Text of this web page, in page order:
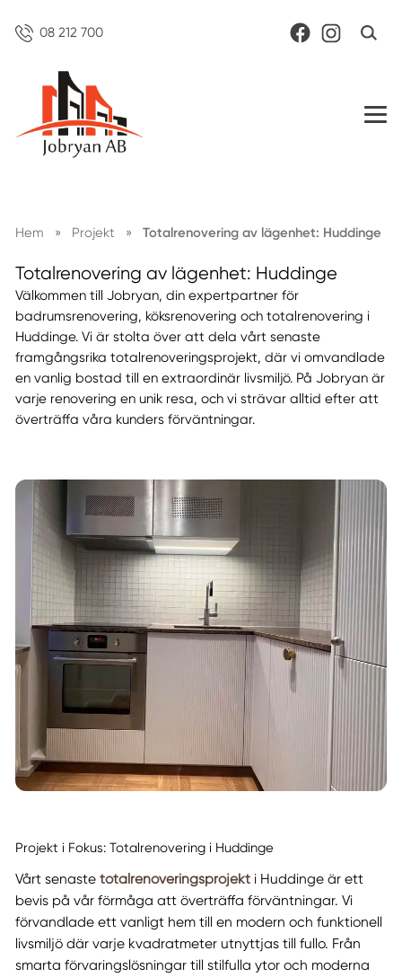
08 212 700
Hem » Projekt » Totalrenovering av lägenhet: Huddinge
Totalrenovering av lägenhet: Huddinge
Välkommen till Jobryan, din expertpartner för
badrumsrenovering, köksrenovering och totalrenovering i
Huddinge. Vi är stolta över att dela vårt senaste
framgångsrika totalrenoveringsprojekt, där vi omvandlade
en vanlig bostad till en extraordinär livsmiljö. På Jobryan är
varje renovering en unik resa, och vi strävar alltid efter att
överträffa våra kunders förväntningar.
Projekt i Fokus: Totalrenovering i Huddinge
Vårt senaste totalrenoveringsprojekti Huddinge är ett
bevis på vår förmåga att överträffa förväntningar. Vi
förvandlade ett vanligt hem till en modern och funktionell
livsmiljö där varje kvadratmeter utnyttjas till fullo. Från
smarta förvaringslösningar till stilfulla ytor och moderna